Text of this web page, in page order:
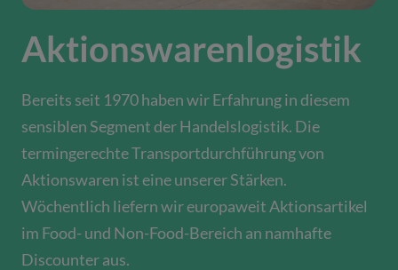
Aktionswaren­logistik
Bereits seit 1970 haben wir Erfahrung in diesem
sensiblen Segment der Handelslogistik. Die
termingerechte Transportdurchführung von
Aktionswaren ist eine unserer Stärken.
Wöchentlich liefern wir europaweit Aktionsartikel
im Food- und Non-Food-Bereich an namhafte
Discounter aus.